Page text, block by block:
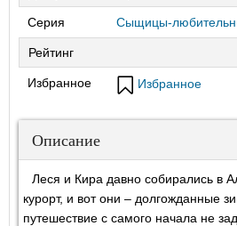
Серия Сыщицы-
Рейтинг
Избранное Избранное
Описание
Леся и Кира давно собирались в
курорт, и вот они – долгожданные
путешествие с самого начала не